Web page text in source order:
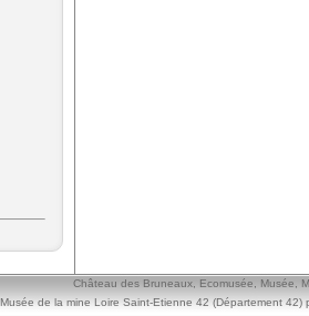
Château des Bruneaux, Ecomusée, Musée,
Musée de la mine Loire Saint-Etienne 42 (Département